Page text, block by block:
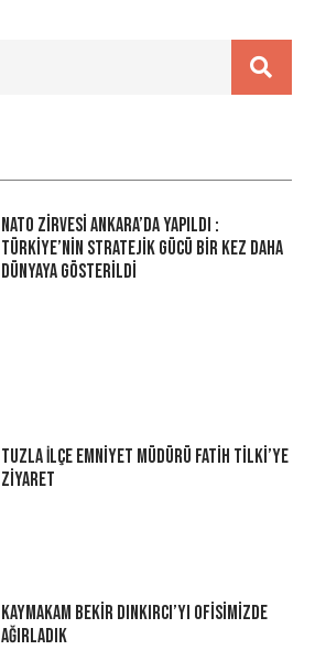
NATO Zirvesi Ankara’da Yapıldı :
Türkiye’nin Stratejik Gücü Bir Kez Daha
Dünyaya Gösterildi
Tuzla İlçe Emniyet Müdürü Fatih Tilki’ye
Ziyaret
Kaymakam Bekir Dınkırcı’yı Ofisimizde
Ağırladık